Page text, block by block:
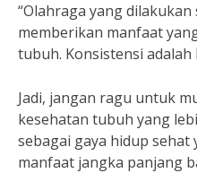
“Olahraga yang
memberikan manfaat
tubuh. Konsistensi adalah
Jadi, jangan ragu untuk
kesehatan tubuh yang
sebagai gaya hidup
manfaat jangka panjang